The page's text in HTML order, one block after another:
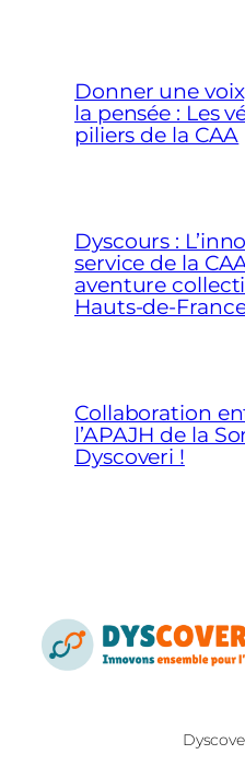
Donner une
la pensée : Les
piliers de la CAA
Dyscours :
service de la
aventure
Hauts-de-
Collaboration
l’APAJH de la
Dyscoveri !